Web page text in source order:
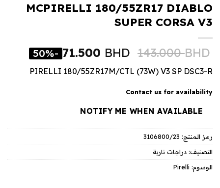
MCPIRELLI 180/55ZR17 DIABLO
SUPER CORSA V3
143.000BHD
71.500 BHD
-50%
PIRELLI 180/55ZR17M/CTL (73W) V3 SP DSC3-R
Contact us for availability
NOTIFY ME WHEN AVAILABLE
رمز المنتج: 3106800/23
التصنيف: دراجات نارية
الوسوم: Pirelli